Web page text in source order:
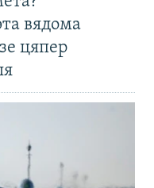
вядома
цяпер